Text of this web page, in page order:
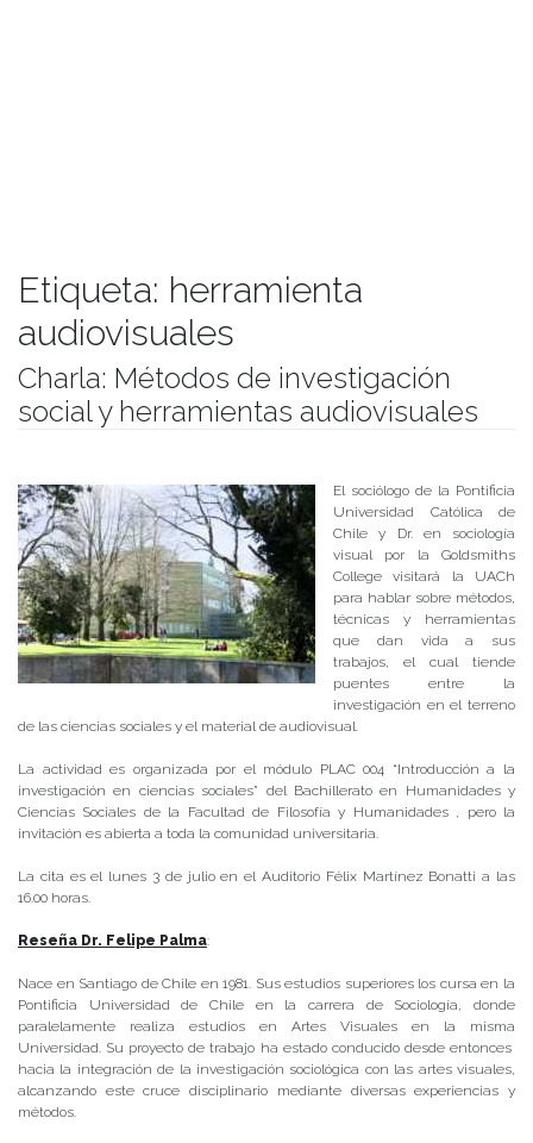
Etiqueta: herramienta
audiovisuales
Charla: Métodos de investigación
social y herramientas audiovisuales
El sociólogo de la Pontificia
Universidad Católica de
Chile y Dr. en sociología
visual por la Goldsmiths
College visitará la UACh
para hablar sobre métodos,
técnicas y herramientas
que dan vida a sus
trabajos, el cual tiende
puentes entre la
investigación en el terreno
de las ciencias sociales y el material de audiovisual.
La actividad es organizada por el módulo PLAC 004 “Introducción a la
investigación en ciencias sociales” del Bachillerato en Humanidades y
Ciencias Sociales de la Facultad de Filosofía y Humanidades , pero la
invitación es abierta a toda la comunidad universitaria.
La cita es el lunes 3 de julio en el Auditorio Félix Martínez Bonatti a las
16.00 horas.
Reseña Dr. Felipe Palma:
Nace en Santiago de Chile en 1981. Sus estudios superiores los cursa en la
Pontificia Universidad de Chile en la carrera de Sociología, donde
paralelamente realiza estudios en Artes Visuales en la misma
Universidad. Su proyecto de trabajo ha estado conducido desde entonces
hacia la integración de la investigación sociológica con las artes visuales,
alcanzando este cruce disciplinario mediante diversas experiencias y
métodos.